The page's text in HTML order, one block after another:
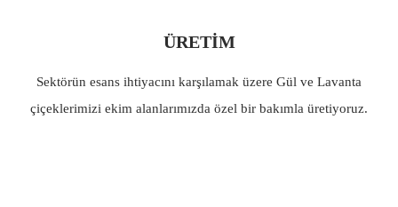
ÜRETİM
Sektörün esans ihtiyacını karşılamak üzere Gül ve Lavanta
çiçeklerimizi ekim alanlarımızda özel bir bakımla üretiyoruz.